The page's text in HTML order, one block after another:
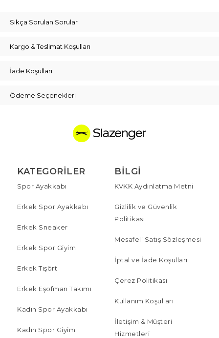
Sıkça Sorulan Sorular
Kargo & Teslimat Koşulları
İade Koşulları
Ödeme Seçenekleri
KATEGORILER
Spor Ayakkabı
Erkek Spor Ayakkabı
Erkek Sneaker
Erkek Spor Giyim
Erkek Tişört
Erkek Eşofman Takımı
Kadın Spor Ayakkabı
Kadın Spor Giyim
BILGI
KVKK Aydınlatma Metni
Gizlilik ve Güvenlik
Politikası
Mesafeli Satış Sözleşmesi
İptal ve İade Koşulları
Çerez Politikası
Kullanım Koşulları
İletişim & Müşteri
Hizmetleri